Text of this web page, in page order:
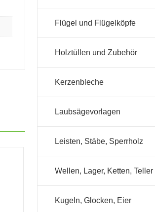
Flügel und Flügelköpfe
Holztüllen und Zubehör
Kerzenbleche
Laubsägevorlagen
Leisten, Stäbe, Sperrholz
Wellen, Lager, Ketten, Teller
Kugeln, Glocken, Eier